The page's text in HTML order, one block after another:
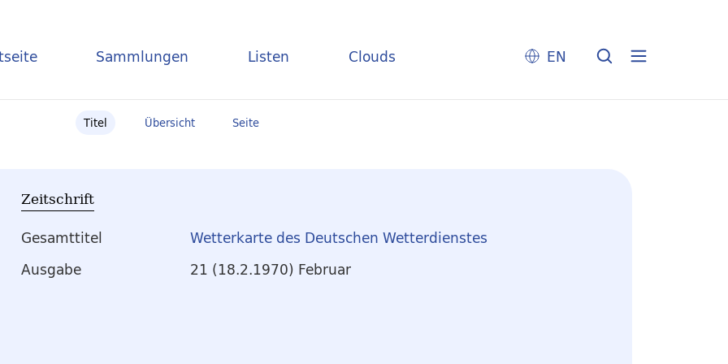
Sammlungen Listen Clouds EN
Titel Übersicht Seite
Zeitschrift
Gesamttitel
Wetterkarte des Deutschen Wetterdienstes
Ausgabe
21 (18.2.1970) Februar